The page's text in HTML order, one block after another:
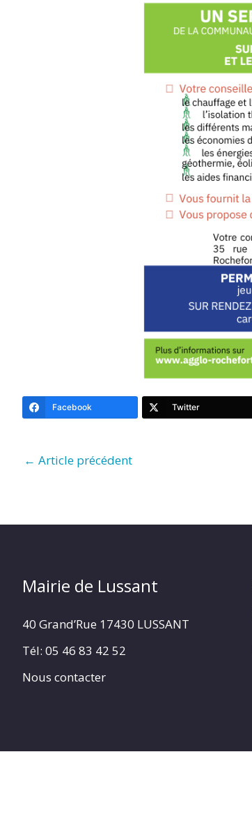
Facebook Twitter
← Article précédent
Mairie de Lussant
40 Grand’Rue 17430 LUSSANT
Tél: 05 46 83 42 52
Nous contacter